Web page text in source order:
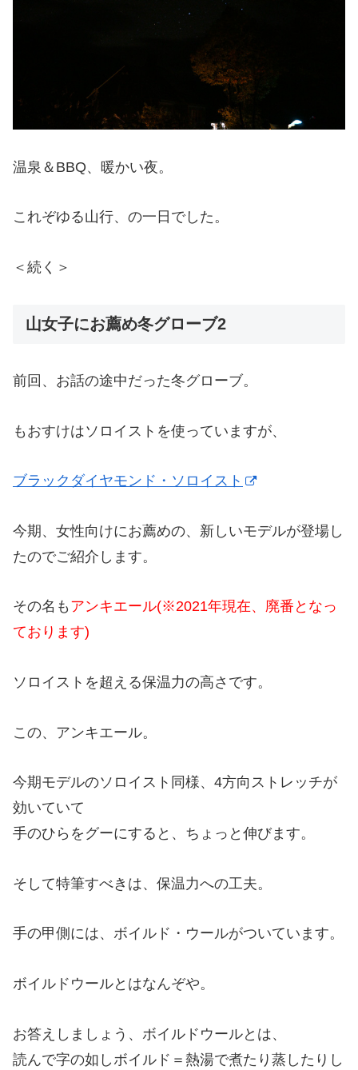
温泉＆BBQ、暖かい夜。
これぞゆる山行、の一日でした。
＜続く＞
山女子にお薦め冬グローブ2
前回、お話の途中だった冬グローブ。
もおすけはソロイストを使っていますが、
ブラックダイヤモンド・ソロイスト
今期、女性向けにお薦めの、新しいモデルが登場し
たのでご紹介します。
その名も アンキエール(※2021年現在、廃番となっ
ております)
ソロイストを超える保温力の高さです。
この、アンキエール。
今期モデルのソロイスト同様、4方向ストレッチが
効いていて
手のひらをグーにすると、ちょっと伸びます。
そして特筆すべきは、保温力への工夫。
手の甲側には、ボイルド・ウールがついています。
ボイルドウールとはなんぞや。
お答えしましょう、ボイルドウールとは、
読んで字の如しボイルド＝熱湯で煮たり蒸したりし